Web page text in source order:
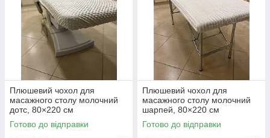
Плюшевий чохол для
масажного столу молочний
дотс, 80×220 см
Готово до відправки
Плюшевий чохол для
масажного столу молочний
шарпей, 80×220 см
Готово до відправки